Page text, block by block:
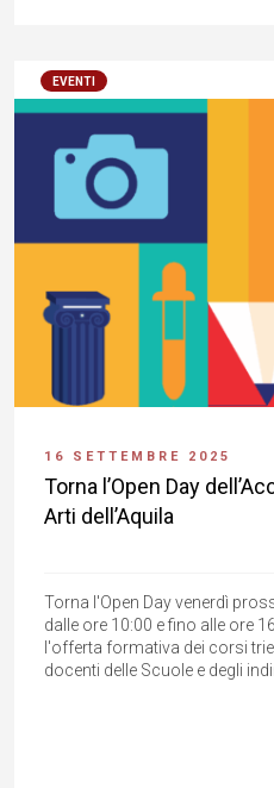
EVENTI
16 SETTEMBRE 2025
Torna l’Open Day
Arti dell’Aquila
Torna l'Open Day venerdì
dalle ore 10:00 e fino alle ore
l'offerta formativa dei corsi
docenti delle Scuole e degli